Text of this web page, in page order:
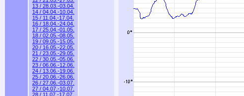
13 / 28.03.-03.04.
14 / 04.04.-10.04.
15 / 11.04.-17.04.
16 / 18.04.-24.04.
17 / 25.04.-01.05.
18 / 02.05.-08.05.
19 / 09.05.-15.05.
20 / 16.05.-22.05.
21 / 23.05.-29.05.
22 / 30.05.-05.06.
23 / 06.06.-12.06.
24 / 13.06.-19.06.
25 / 20.06.-26.06.
26 / 27.06.-03.07.
27 / 04.07.-10.07.
28 / 11.07.-17.07.